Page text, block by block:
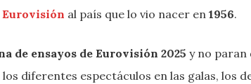
Eurovisión al país que lo vio nacer en 1956.
de ensayos de Eurovisión 2025 y no paran
diferentes espectáculos en las galas, los